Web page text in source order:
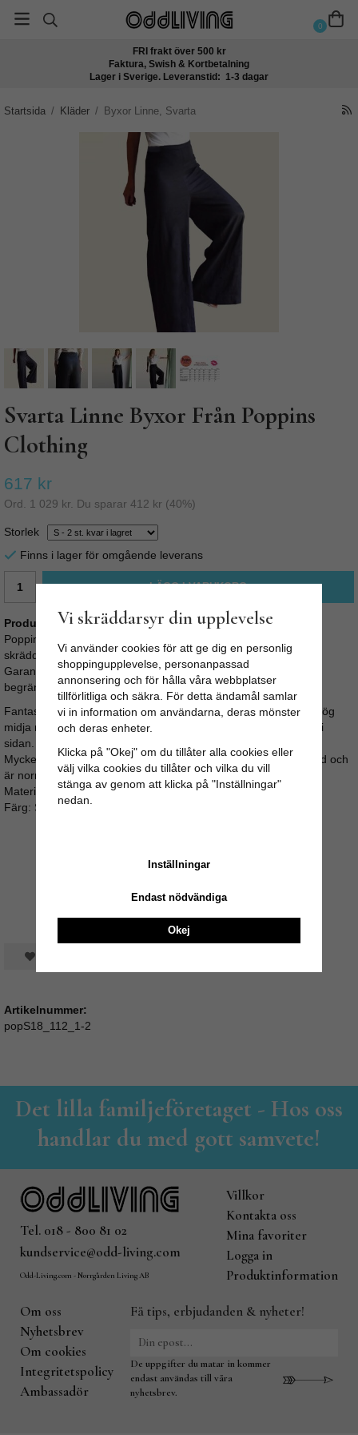
0
FRI frakt över 500 kr
Faktura, Swish & Kortbetalning
Lager i Sverige. Leveranstid: 1-3 dagar
Startsida / Kläder / Byxor Linne, Svarta
Svarta Linne Byxor Från Poppins
Clothing
617 kr
Ord. 1 029 kr . Du sparar 412 kr (40%)
Storlek
Finns i lager för omgående leverans
LÄGG I VARUKORG
Produktbeskrivning:
Poppins Clothing väljer personligen alla tyger och sedan syr
skräddare plaggen i hemmet på egen symaskin.
Garanterat hög kvalité, bra arbetsvillkor och lön. Fair Fashion i
begränsad upplaga som endast finns på Odd-Living.
Fantastiskt sköna byxor i linne. Både eleganta och bekväma. Hög
midja med klädd knapp och klassiskt vida ben. Dold dragkedja i
sidan.
Mycket bekvämt tyg med fint fall. Följer svensk storleksstandard och
är normal i storleken.
Material: 100% Linne
Färg: Svart
Spara som favorit
Artikelnummer:
popS18_112_1-2
Det lilla familjeföretaget - Hos oss
handlar du med gott samvete!
Tel. 018 - 800 81 02
kundservice@odd-living.com
Odd-Living.com - Norrgården Living AB
Villkor
Kontakta oss
Mina favoriter
Logga in
Produktinformation
Om oss
Nyhetsbrev
Om cookies
Integritetspolicy
Ambassadör
Få tips, erbjudanden & nyheter!
De uppgifter du matar in kommer
endast användas till våra
nyhetsbrev.
Vi skräddarsyr din upplevelse
Vi använder cookies för att ge dig en personlig
shoppingupplevelse, personanpassad
annonsering och för hålla våra webbplatser
tillförlitliga och säkra. För detta ändamål samlar
vi in information om användarna, deras mönster
och deras enheter.
Klicka på "Okej" om du tillåter alla cookies eller
välj vilka cookies du tillåter och vilka du vill
stänga av genom att klicka på "Inställningar"
nedan.
Inställningar
Endast nödvändiga
Okej